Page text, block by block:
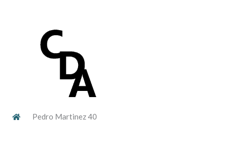
Pedro Martinez 40